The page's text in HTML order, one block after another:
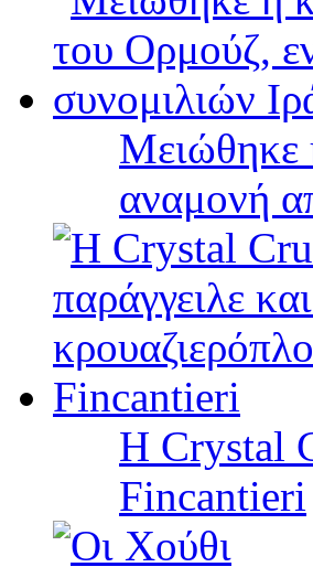
Μειώθηκε
αναμονή
Η Crystal
Fincantieri